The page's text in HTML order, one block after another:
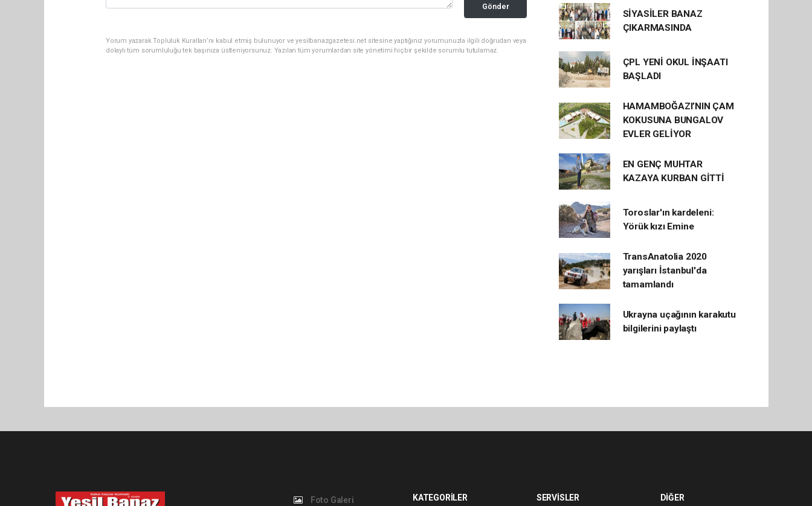
Gönder
Yorum yazarak Topluluk Kuralları’nı kabul etmiş bulunuyor ve yesilbanazgazetesi.net sitesine yaptığınız yorumunuzla ilgili doğrudan veya
dolaylı tüm sorumluluğu tek başınıza üstleniyorsunuz. Yazılan tüm yorumlardan site yönetimi hiçbir şekilde sorumlu tutulamaz.
SİYASİLER BANAZ
ÇIKARMASINDA
ÇPL YENİ OKUL İNŞAATI
BAŞLADI
HAMAMBOĞAZI’NIN ÇAM
KOKUSUNA BUNGALOV
EVLER GELİYOR
EN GENÇ MUHTAR
KAZAYA KURBAN GİTTİ
Toroslar'ın kardeleni:
Yörük kızı Emine
TransAnatolia 2020
yarışları İstanbul'da
tamamlandı
Ukrayna uçağının karakutu
bilgilerini paylaştı
Foto Galeri KATEGORİLER SERVİSLER DİĞER